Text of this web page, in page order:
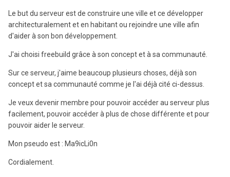
Le but du serveur est de construire une ville et ce développer
architecturalement et en habitant ou rejoindre une ville afin
d'aider à son bon développement.
J'ai choisi freebuild grâce à son concept et à sa communauté.
Sur ce serveur, j'aime beaucoup plusieurs choses, déjà son
concept et sa communauté comme je l'ai déjà cité ci-dessus.
Je veux devenir membre pour pouvoir accéder au serveur plus
facilement, pouvoir accéder à plus de chose différente et pour
pouvoir aider le serveur.
Mon pseudo est : Ma9icLi0n
Cordialement.